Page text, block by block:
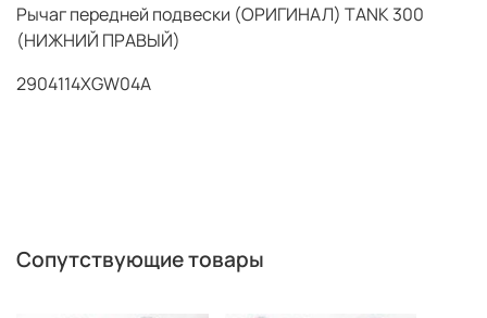
Рычаг передней подвески (ОРИГИНАЛ) TANK 300
(НИЖНИЙ ПРАВЫЙ)
2904114XGW04A
Сопутствующие товары